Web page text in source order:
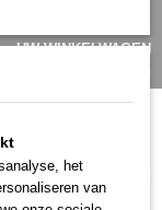
UW WINKELWAGEN
(0)
(Zilver)
het
van